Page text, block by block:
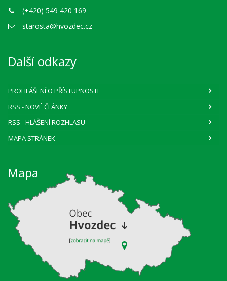
(+420) 549 420 169
starosta@hvozdec.cz
Další odkazy
PROHLÁŠENÍ O PŘÍSTUPNOSTI
RSS - NOVÉ ČLÁNKY
RSS - HLÁŠENÍ ROZHLASU
MAPA STRÁNEK
Mapa